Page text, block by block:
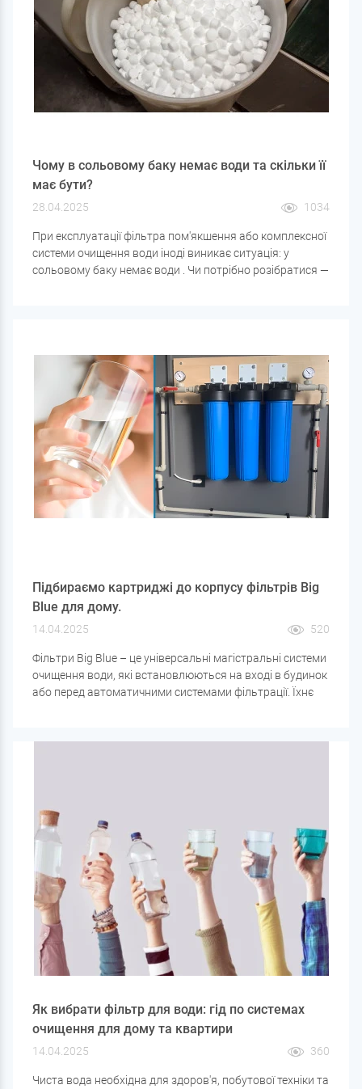
Чому в сольовому баку немає води та скільки її
має бути?
28.04.2025 1034
При експлуатації фільтра пом'якшення або комплексної
системи очищення води іноді виникає ситуація: у
сольовому баку немає води . Чи потрібно розібратися —
Підбираємо картриджі до корпусу фільтрів Big
Blue для дому.
14.04.2025 520
Фільтри Big Blue – це універсальні магістральні системи
очищення води, які встановлюються на вході в будинок
або перед автоматичними системами фільтрації. Їхнє
що допомагає захистити побутову техніку та сантехніку,
Як вибрати фільтр для води: гід по системах
очищення для дому та квартири
14.04.2025 360
Чиста вода необхідна для здоров'я, побутової техніки та